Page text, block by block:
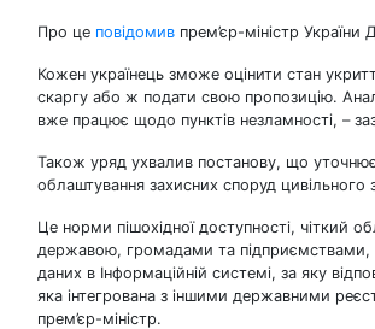
Про це повідомив прем’єр-міністр
Кожен українець зможе оцінити стан
скаргу або ж подати свою пропозицію.
вже працює щодо пунктів незламності, –
Також уряд ухвалив постанову, що
облаштування захисних споруд цивільного
Це норми пішохідної доступності, чіткий
державою, громадами та підприємствами,
даних в Інформаційній системі, за яку
яка інтегрована з іншими державними
прем’єр-міністр.